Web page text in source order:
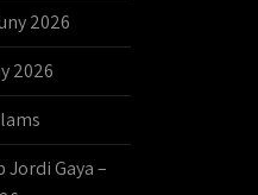
2026
2026
Gaya –